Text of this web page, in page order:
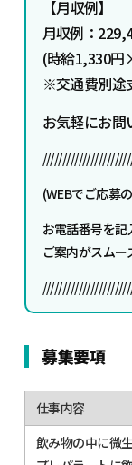
【月収例】
月収例：
(時給1,330
※交通費別途
お気軽にお
(WEBでご応募
お電話番号を
ご案内がスムー
募集要項
仕事内容
飲み物の中に微